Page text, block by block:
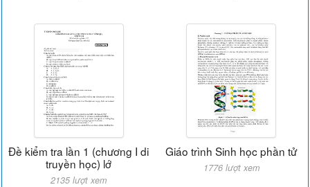
Đề kiểm tra lần 1 (chương I di
truyền học) lớ
2135 lượt xem
Giáo trình Sinh học phần tử
1776 lượt xem